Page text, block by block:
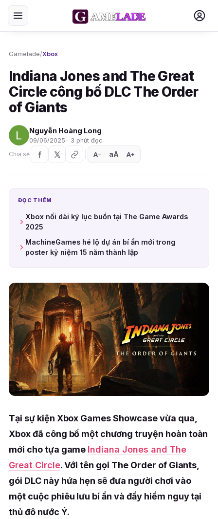
Gamelade/Xbox
Indiana Jones and The Great
Circle công bố DLC The Order
of Giants
Nguyễn Hoàng Long
09/06/2025 · 3 phút đọc
Chia sẻ
A− aA A+
ĐỌC THÊM
Xbox nối dài kỷ lục buồn tại The Game Awards
2025
MachineGames hé lộ dự án bí ẩn mới trong
poster kỷ niệm 15 năm thành lập
Tại sự kiện Xbox Games Showcase vừa qua,
Xbox đã công bố một chương truyện hoàn toàn
mới cho tựa game Indiana Jones and The
Great Circle. Với tên gọi The Order of Giants,
gói DLC này hứa hẹn sẽ đưa người chơi vào
một cuộc phiêu lưu bí ẩn và đầy hiểm nguy tại
thủ đô nước Ý.